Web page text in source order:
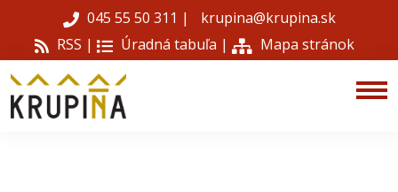
045 55 50 311 |
krupina@krupina.sk
RSS |
Úradná tabuľa | Mapa stránok